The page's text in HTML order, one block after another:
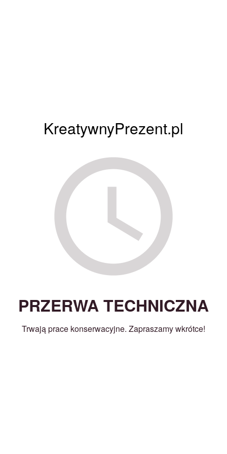
KreatywnyPrezent.pl
PRZERWA TECHNICZNA
Trwają prace konserwacyjne. Zapraszamy wkrótce!